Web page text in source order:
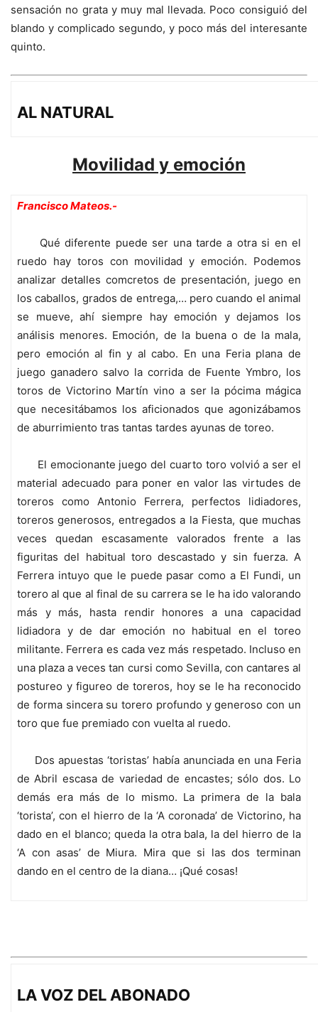
sensación no grata y muy mal llevada. Poco consiguió del
blando y complicado segundo, y poco más del interesante
quinto.
AL NATURAL
Movilidad y emoción
Francisco Mateos.-
Qué diferente puede ser una tarde a otra si en el
ruedo hay toros con movilidad y emoción. Podemos
analizar detalles comcretos de presentación, juego en
los caballos, grados de entrega,… pero cuando el animal
se mueve, ahí siempre hay emoción y dejamos los
análisis menores. Emoción, de la buena o de la mala,
pero emoción al fin y al cabo. En una Feria plana de
juego ganadero salvo la corrida de Fuente Ymbro, los
toros de Victorino Martín vino a ser la pócima mágica
que necesitábamos los aficionados que agonizábamos
de aburrimiento tras tantas tardes ayunas de toreo.
El emocionante juego del cuarto toro volvió a ser el
material adecuado para poner en valor las virtudes de
toreros como Antonio Ferrera, perfectos lidiadores,
toreros generosos, entregados a la Fiesta, que muchas
veces quedan escasamente valorados frente a las
figuritas del habitual toro descastado y sin fuerza. A
Ferrera intuyo que le puede pasar como a El Fundi, un
torero al que al final de su carrera se le ha ido valorando
más y más, hasta rendir honores a una capacidad
lidiadora y de dar emoción no habitual en el toreo
militante. Ferrera es cada vez más respetado. Incluso en
una plaza a veces tan cursi como Sevilla, con cantares al
postureo y figureo de toreros, hoy se le ha reconocido
de forma sincera su torero profundo y generoso con un
toro que fue premiado con vuelta al ruedo.
Dos apuestas ‘toristas’ había anunciada en una Feria
de Abril escasa de variedad de encastes; sólo dos. Lo
demás era más de lo mismo. La primera de la bala
‘torista’, con el hierro de la ‘A coronada’ de Victorino, ha
dado en el blanco; queda la otra bala, la del hierro de la
‘A con asas’ de Miura. Mira que si las dos terminan
dando en el centro de la diana… ¡Qué cosas!
LA VOZ DEL ABONADO